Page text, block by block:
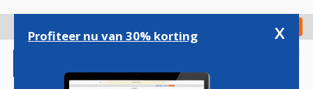
gaan
Check in
Profiteer nu van 30% korting x